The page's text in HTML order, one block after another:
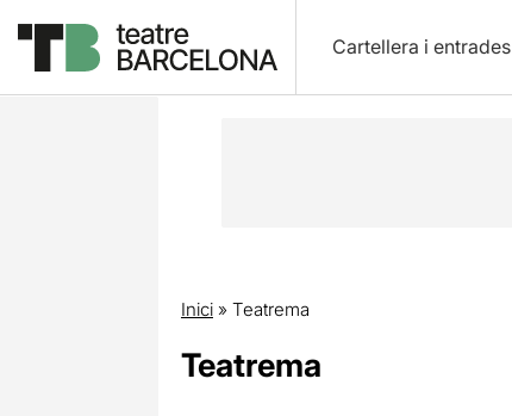
Cartellera i entrades
Inici» Teatrema
Teatrema